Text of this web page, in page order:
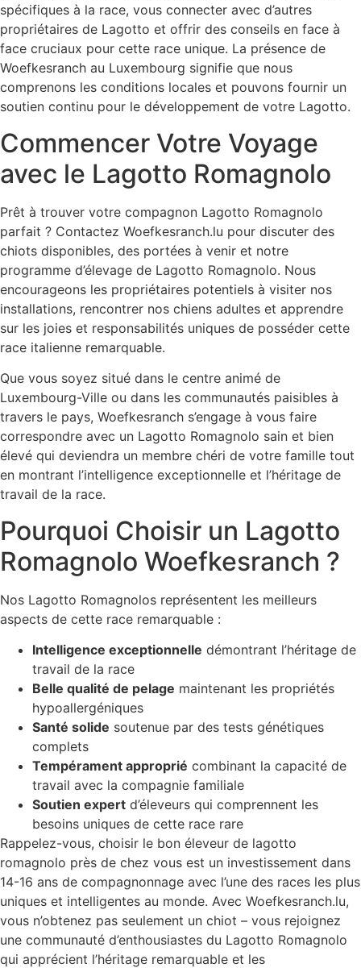
spécifiques à la race, vous connecter avec d’autres
propriétaires de Lagotto et offrir des conseils en face à
face cruciaux pour cette race unique. La présence de
Woefkesranch au Luxembourg signifie que nous
comprenons les conditions locales et pouvons fournir un
soutien continu pour le développement de votre Lagotto.
Commencer Votre Voyage
avec le Lagotto Romagnolo
Prêt à trouver votre compagnon Lagotto Romagnolo
parfait ? Contactez Woefkesranch.lu pour discuter des
chiots disponibles, des portées à venir et notre
programme d’élevage de Lagotto Romagnolo. Nous
encourageons les propriétaires potentiels à visiter nos
installations, rencontrer nos chiens adultes et apprendre
sur les joies et responsabilités uniques de posséder cette
race italienne remarquable.
Que vous soyez situé dans le centre animé de
Luxembourg-Ville ou dans les communautés paisibles à
travers le pays, Woefkesranch s’engage à vous faire
correspondre avec un Lagotto Romagnolo sain et bien
élevé qui deviendra un membre chéri de votre famille tout
en montrant l’intelligence exceptionnelle et l’héritage de
travail de la race.
Pourquoi Choisir un Lagotto
Romagnolo Woefkesranch ?
Nos Lagotto Romagnolos représentent les meilleurs
aspects de cette race remarquable :
Intelligence exceptionnelle démontrant l’héritage de
travail de la race
Belle qualité de pelage maintenant les propriétés
hypoallergéniques
Santé solide soutenue par des tests génétiques
complets
Tempérament approprié combinant la capacité de
travail avec la compagnie familiale
Soutien expert d’éleveurs qui comprennent les
besoins uniques de cette race rare
Rappelez-vous, choisir le bon éleveur de lagotto
romagnolo près de chez vous est un investissement dans
14-16 ans de compagnonnage avec l’une des races les plus
uniques et intelligentes au monde. Avec Woefkesranch.lu,
vous n’obtenez pas seulement un chiot – vous rejoignez
une communauté d’enthousiastes du Lagotto Romagnolo
qui apprécient l’héritage remarquable et les